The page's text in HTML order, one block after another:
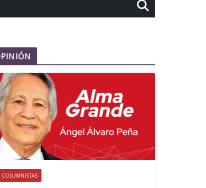
COLUMNISTAS